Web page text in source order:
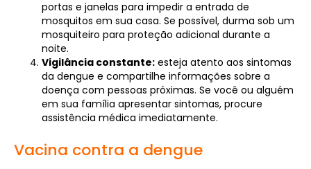
portas e janelas para impedir a entrada de
mosquitos em sua casa. Se possível, durma sob um
mosquiteiro para proteção adicional durante a
noite.
Vigilância constante: esteja atento aos sintomas
da dengue e compartilhe informações sobre a
doença com pessoas próximas. Se você ou alguém
em sua família apresentar sintomas, procure
assistência médica imediatamente.
Vacina contra a dengue